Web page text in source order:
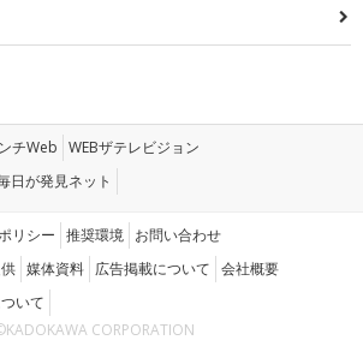
チWeb WEBザテレビジョン
日が発見ネット
リシー 推奨環境 お問い合わせ
媒体資料 広告掲載について 会社概要
いて
CORPORATION